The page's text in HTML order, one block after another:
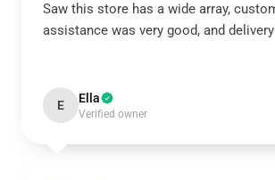
Saw this store has a wide array,
assistance was very good, and
E Ella
Verified owner